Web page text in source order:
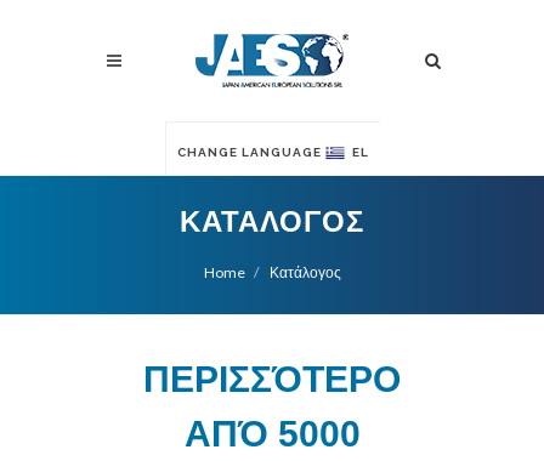
CHANGE LANGUAGE EL
ΚΑΤΆΛΟΓΟΣ
Home Κατάλογος
ΠΕΡΙΣΣΌΤΕΡΟ
ΑΠΌ 5000